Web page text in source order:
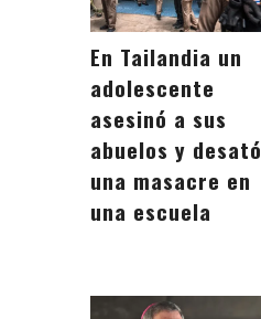
En Tailandia un
adolescente
asesinó a sus
abuelos y desató
una masacre en
una escuela